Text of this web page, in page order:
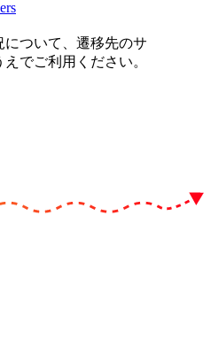
ついて、遷移先のサ
でご利用ください。